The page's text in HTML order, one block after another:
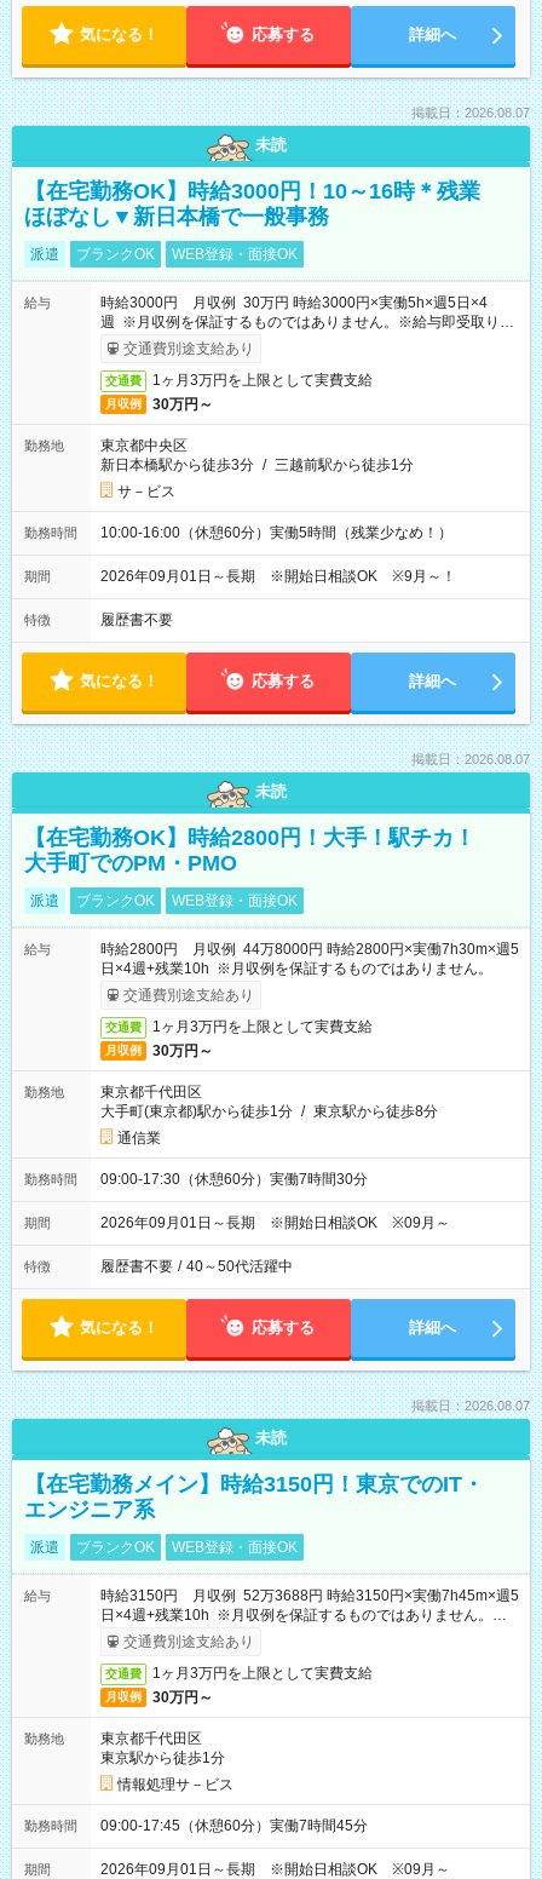
気になる！ 応募する 詳細へ
掲載日：2026.08.07
未読
【在宅勤務OK】時給3000円！10～16時＊残業
ほぼなし▼新日本橋で一般事務
派遣 ブランクOK WEB登録・面接OK
給与
時給3000円 月収例 30万円 時給3000円×実働5h×週5日×4
週 ※月収例を保証するものではありません。※給与即受取りサ
ービス利用可（利用条件有）
交通費別途支給あり
交通費 1ヶ月3万円を上限として実費支給
月収例 30万円～
勤務地
東京都中央区
新日本橋駅から徒歩3分 / 三越前駅から徒歩1分
サ－ビス
勤務時間 10:00-16:00（休憩60分）実働5時間（残業少なめ！）
期間 2026年09月01日～長期 ※開始日相談OK ※9月～！
特徴 履歴書不要
気になる！ 応募する 詳細へ
掲載日：2026.08.07
未読
【在宅勤務OK】時給2800円！大手！駅チカ！
大手町でのPM・PMO
派遣 ブランクOK WEB登録・面接OK
給与
時給2800円 月収例 44万8000円 時給2800円×実働7h30m×週5
日×4週+残業10h ※月収例を保証するものではありません。
交通費別途支給あり
交通費 1ヶ月3万円を上限として実費支給
月収例 30万円～
勤務地
東京都千代田区
大手町(東京都)駅から徒歩1分 / 東京駅から徒歩8分
通信業
勤務時間 09:00-17:30（休憩60分）実働7時間30分
期間 2026年09月01日～長期 ※開始日相談OK ※09月～
特徴 履歴書不要 / 40～50代活躍中
気になる！ 応募する 詳細へ
掲載日：2026.08.07
未読
【在宅勤務メイン】時給3150円！東京でのIT・
エンジニア系
派遣 ブランクOK WEB登録・面接OK
給与
時給3150円 月収例 52万3688円 時給3150円×実働7h45m×週5
日×4週+残業10h ※月収例を保証するものではありません。※給
与即受取りサービス利用可（利用条件有）
交通費別途支給あり
交通費 1ヶ月3万円を上限として実費支給
月収例 30万円～
勤務地
東京都千代田区
東京駅から徒歩1分
情報処理サ－ビス
勤務時間 09:00-17:45（休憩60分）実働7時間45分
期間 2026年09月01日～長期 ※開始日相談OK ※09月～